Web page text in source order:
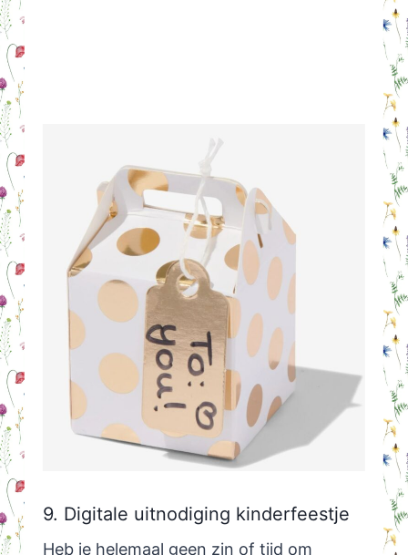
9. Digitale uitnodiging kinderfeestje
Heb je helemaal geen zin of tijd om